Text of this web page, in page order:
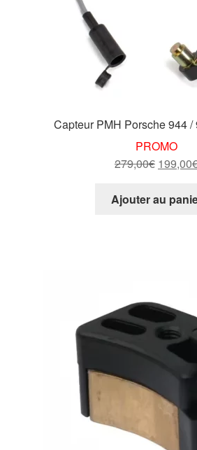
Capteur PMH Porsche 944 /
PROMO
279,00€ Le
initial
199,00
Ajouter au